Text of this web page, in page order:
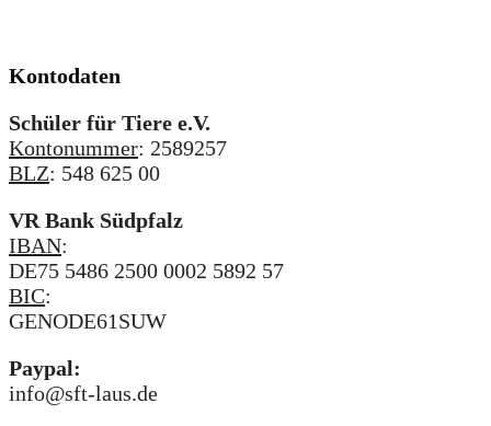
Kontodaten
Schüler für Tiere e.V.
Kontonummer: 2589257
BLZ: 548 625 00
VR Bank Südpfalz
IBAN:
DE75 5486 2500 0002 5892 57
BIC:
GENODE61SUW
Paypal:
info@sft-laus.de